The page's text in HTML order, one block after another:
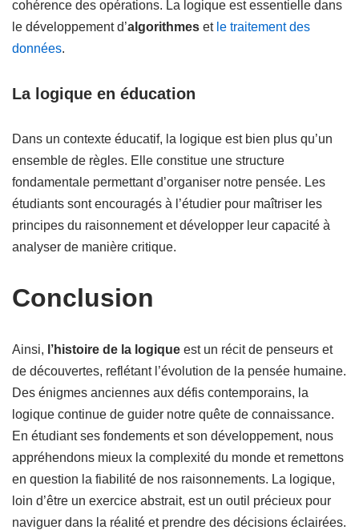
cohérence des opérations. La logique est essentielle dans
le développement d’algorithmes et le traitement des
données.
La logique en éducation
Dans un contexte éducatif, la logique est bien plus qu’un
ensemble de règles. Elle constitue une structure
fondamentale permettant d’organiser notre pensée. Les
étudiants sont encouragés à l’étudier pour maîtriser les
principes du raisonnement et développer leur capacité à
analyser de manière critique.
Conclusion
Ainsi, l’histoire de la logique est un récit de penseurs et
de découvertes, reflétant l’évolution de la pensée humaine.
Des énigmes anciennes aux défis contemporains, la
logique continue de guider notre quête de connaissance.
En étudiant ses fondements et son développement, nous
appréhendons mieux la complexité du monde et remettons
en question la fiabilité de nos raisonnements. La logique,
loin d’être un exercice abstrait, est un outil précieux pour
naviguer dans la réalité et prendre des décisions éclairées.